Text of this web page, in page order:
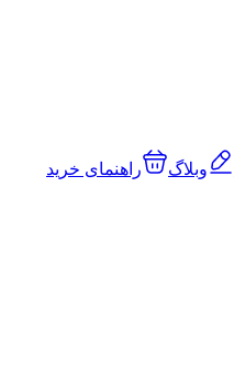
وبلاگ راهنمای خرید